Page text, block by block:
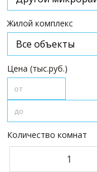
ПАРТНЕРЫ
О НАС
Жилой комплекс
Цена (тыс.руб.)
Количество комнат
1